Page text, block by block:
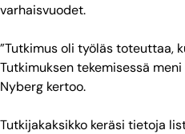
varhaisvuodet.
”Tutkimus oli työläs toteuttaa,
Tutkimuksen tekemisessä
Nyberg kertoo.
Tutkijakaksikko keräsi tietoja